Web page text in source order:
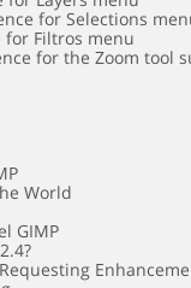
for Selections
Filtros menu
for the Zoom tool
World
GIMP